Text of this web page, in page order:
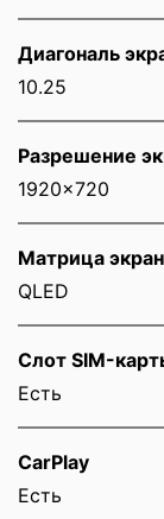
Диагональ
10.25
Разрешение
1920x720
Матрица
QLED
Слот SIM-
Eсть
CarPlay
Есть